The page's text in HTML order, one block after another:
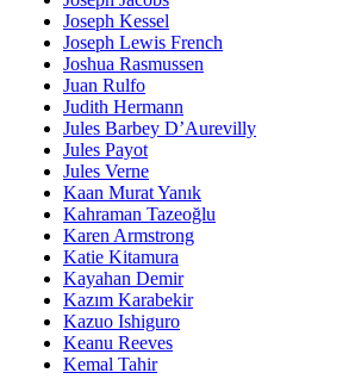
Joseph Kessel
Joseph Lewis French
Joshua Rasmussen
Juan Rulfo
Judith Hermann
Jules Barbey D’Aurevilly
Jules Payot
Jules Verne
Kaan Murat Yanık
Kahraman Tazeoğlu
Karen Armstrong
Katie Kitamura
Kayahan Demir
Kazım Karabekir
Kazuo Ishiguro
Keanu Reeves
Kemal Tahir